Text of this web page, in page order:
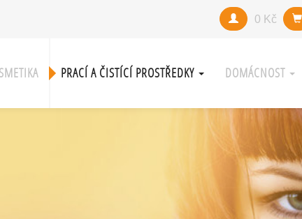
0 Kč
PRACÍ A ČISTÍCÍ PROSTŘEDKY DOMÁCNOST